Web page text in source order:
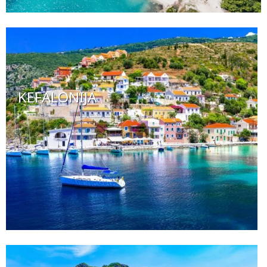
KEFALONIJA